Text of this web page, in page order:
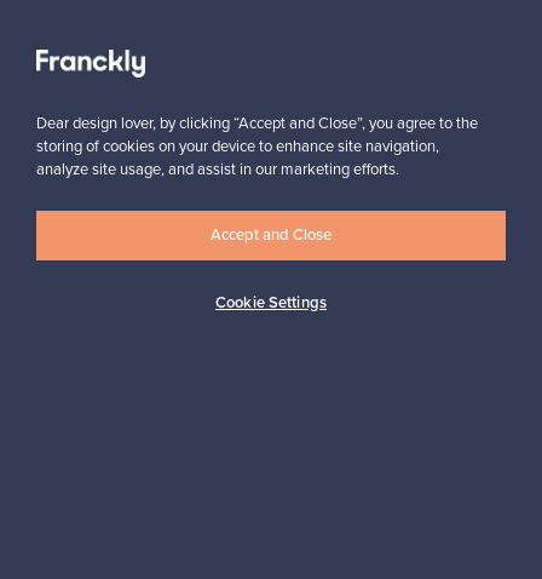
Haluatko inspiroitua designista?
Tilaa uutiskirjeemme ja pysyt ajan tasalla!
Tilaa
Dear design lover, by clicking “Accept and Close”, you agree to the
storing of cookies on your device to enhance site navigation,
analyze site usage, and assist in our marketing efforts.
Cookie Settings
Accept and Close